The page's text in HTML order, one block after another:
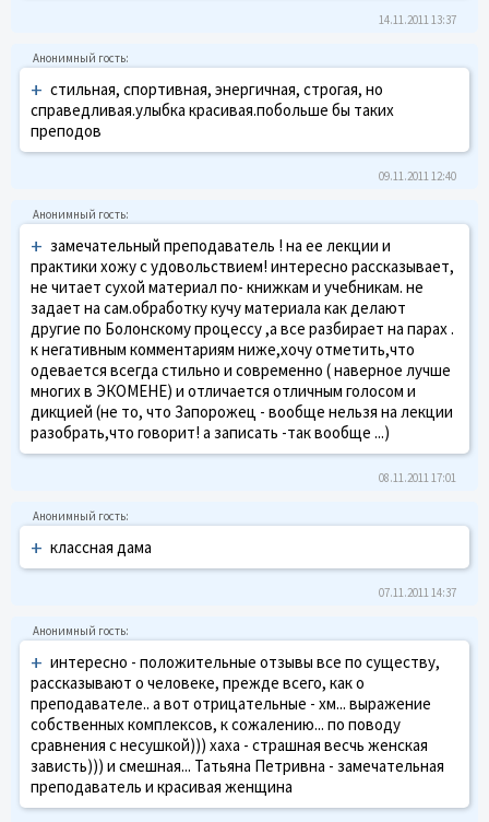
14.11.2011 13:37
+ стильная, спортивная, энергичная, строгая, но
справедливая.улыбка красивая.побольше бы таких
преподов
09.11.2011 12:40
+ замечательный преподаватель ! на ее лекции и
практики хожу с удовольствием! интересно рассказывает,
не читает сухой материал по- книжкам и учебникам. не
задает на сам.обработку кучу материала как делают
другие по Болонскому процессу ,а все разбирает на парах .
к негативным комментариям ниже,хочу отметить,что
одевается всегда стильно и современно ( наверное лучше
многих в ЭКОМЕНЕ) и отличается отличным голосом и
дикцией (не то, что Запорожец - вообще нельзя на лекции
разобрать,что говорит! а записать -так вообще ...)
08.11.2011 17:01
+ классная дама
07.11.2011 14:37
+ интересно - положительные отзывы все по существу,
рассказывают о человеке, прежде всего, как о
преподавателе.. а вот отрицательные - хм... выражение
собственных комплексов, к сожалению... по поводу
сравнения с несушкой))) хаха - страшная весчь женская
зависть))) и смешная... Татьяна Петривна - замечательная
преподаватель и красивая женщина